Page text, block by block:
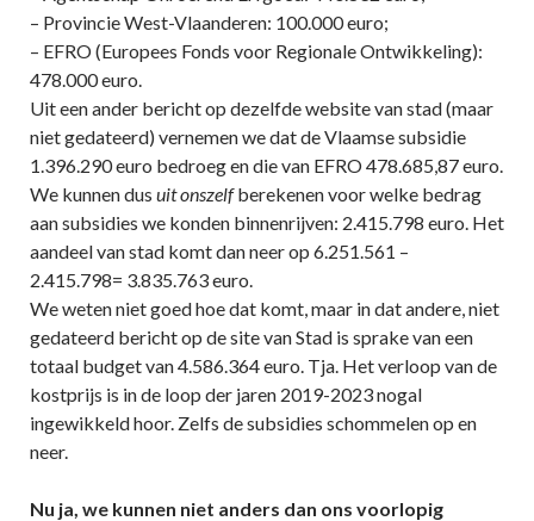
– Provincie West-Vlaanderen: 100.000 euro;
– EFRO (Europees Fonds voor Regionale Ontwikkeling):
478.000 euro.
Uit een ander bericht op dezelfde website van stad (maar
niet gedateerd) vernemen we dat de Vlaamse subsidie
1.396.290 euro bedroeg en die van EFRO 478.685,87 euro.
We kunnen dus uit onszelfberekenen voor welke bedrag
aan subsidies we konden binnenrijven: 2.415.798 euro. Het
aandeel van stad komt dan neer op 6.251.561 –
2.415.798= 3.835.763 euro.
We weten niet goed hoe dat komt, maar in dat andere, niet
gedateerd bericht op de site van Stad is sprake van een
totaal budget van 4.586.364 euro. Tja. Het verloop van de
kostprijs is in de loop der jaren 2019-2023 nogal
ingewikkeld hoor. Zelfs de subsidies schommelen op en
neer.
Nu ja, we kunnen niet anders dan ons voorlopig